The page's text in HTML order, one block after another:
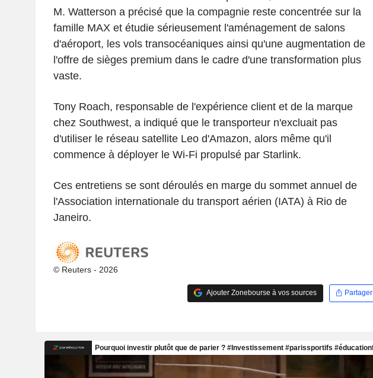
M. Watterson a précisé que la compagnie reste concentrée sur la
famille MAX et étudie sérieusement l'aménagement de salons
d'aéroport, les vols transocéaniques ainsi qu'une augmentation de
l'offre de sièges premium dans le cadre d'une transformation plus
vaste.
Tony Roach, responsable de l'expérience client et de la marque
chez Southwest, a indiqué que le transporteur n'excluait pas
d'utiliser le réseau satellite Leo d'Amazon, alors même qu'il
commence à déployer le Wi-Fi propulsé par Starlink.
Ces entretiens se sont déroulés en marge du sommet annuel de
l'Association internationale du transport aérien (IATA) à Rio de
Janeiro.
© Reuters - 2026
Ajouter Zonebourse à vos sources Partager